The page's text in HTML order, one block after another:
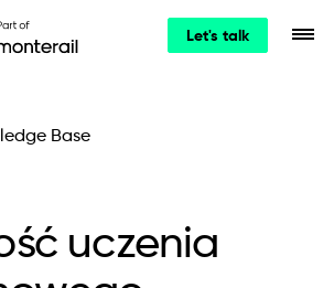
Let's talk
Base
uczenia